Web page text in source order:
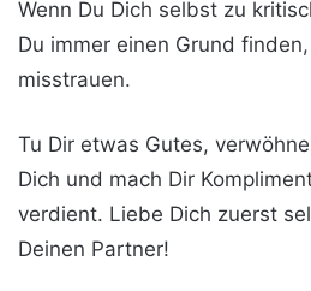
Wenn Du Dich selbst zu
Du immer einen Grund
misstrauen.
Tu Dir etwas Gutes,
Dich und mach Dir
verdient. Liebe Dich zuerst
Deinen Partner!